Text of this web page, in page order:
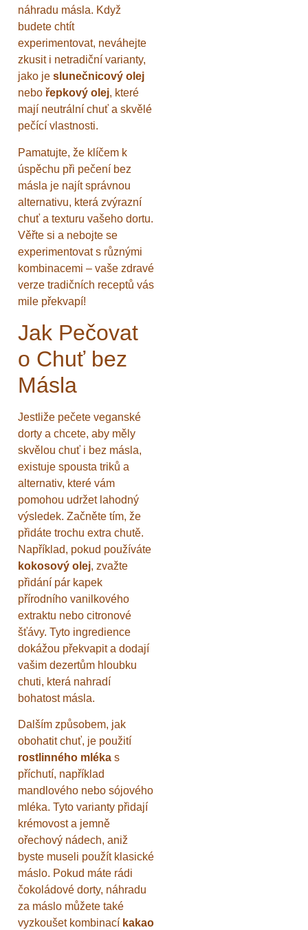
náhradu másla. Když
budete chtít
experimentovat, neváhejte
zkusit i netradiční varianty,
jako je slunečnicový olej
nebo řepkový olej, které
mají neutrální chuť a skvělé
pečící vlastnosti.
Pamatujte, že klíčem k
úspěchu při pečení bez
másla je najít správnou
alternativu, která zvýrazní
chuť a texturu vašeho dortu.
Věřte si a nebojte se
experimentovat s různými
kombinacemi – vaše zdravé
verze tradičních receptů vás
mile překvapí!
Jak Pečovat
o Chuť bez
Másla
Jestliže pečete veganské
dorty a chcete, aby měly
skvělou chuť i bez másla,
existuje spousta triků a
alternativ, které vám
pomohou udržet lahodný
výsledek. Začněte tím, že
přidáte trochu extra chutě.
Například, pokud používáte
kokosový olej, zvažte
přidání pár kapek
přírodního vanilkového
extraktu nebo citronové
šťávy. Tyto ingredience
dokážou překvapit a dodají
vašim dezertům hloubku
chuti, která nahradí
bohatost másla.
Dalším způsobem, jak
obohatit chuť, je použití
rostlinného mléka s
příchutí, například
mandlového nebo sójového
mléka. Tyto varianty přidají
krémovost a jemně
ořechový nádech, aniž
byste museli použít klasické
máslo. Pokud máte rádi
čokoládové dorty, náhradu
za máslo můžete také
vyzkoušet kombinací kakao